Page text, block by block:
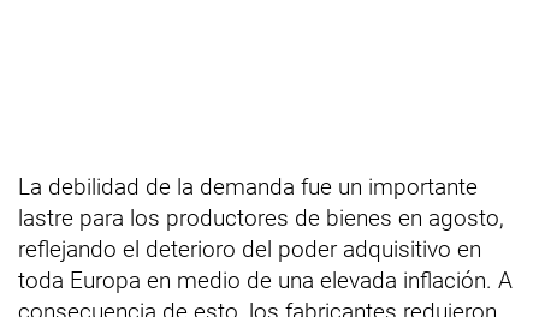
La debilidad de la demanda fue un importante
lastre para los productores de bienes en agosto,
reflejando el deterioro del poder adquisitivo en
toda Europa en medio de una elevada inflación. A